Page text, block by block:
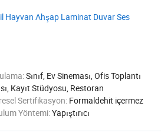
Hayvan Ahşap Laminat Duvar Ses
Sınıf, Ev Sineması, Ofis Toplantı
Kayıt Stüdyosu, Restoran
Sertifikasyon: Formaldehit içermez
Yöntemi:Yapıştırıcı